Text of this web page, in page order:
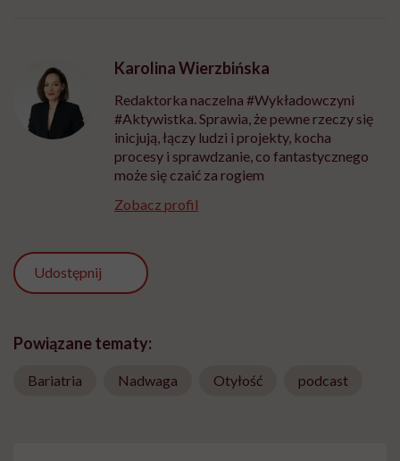
Karolina Wierzbińska
Redaktorka naczelna #Wykładowczyni
#Aktywistka. Sprawia, że pewne rzeczy się
inicjują, łączy ludzi i projekty, kocha
procesy i sprawdzanie, co fantastycznego
może się czaić za rogiem
Zobacz profil
Udostępnij
Powiązane tematy:
Bariatria Nadwaga Otyłość podcast